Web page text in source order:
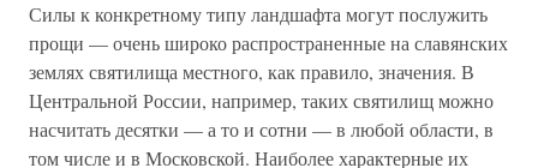
Силы к конкретному типу ландшафта могут послужить
прощи — очень широко распространенные на славянских
землях святилища местного, как правило, значения. В
Центральной России, например, таких святилищ можно
насчитать десятки — а то и сотни — в любой области, в
том числе и в Московской. Наиболее характерные их